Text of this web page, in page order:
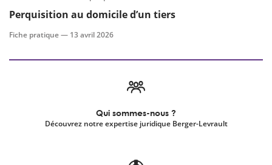
Perquisition au domicile d’un tiers
Fiche pratique — 13 avril 2026
Qui sommes-nous ?
Découvrez notre expertise juridique Berger-Levrault